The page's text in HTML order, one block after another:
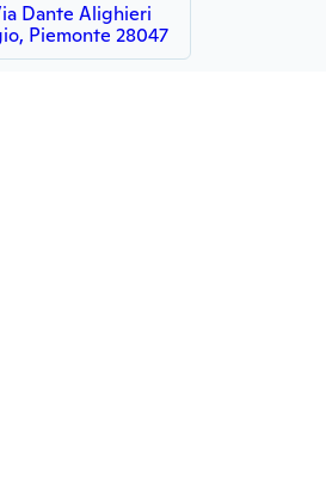
Dante Alighieri
Piemonte 28047